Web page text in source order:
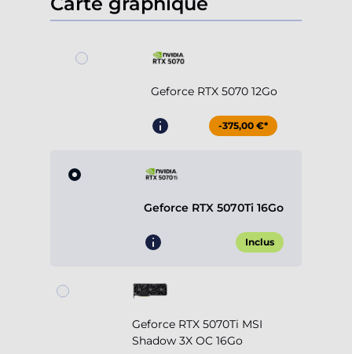
Geforce RTX 5070 12Go
-375,00 €*
Geforce RTX 5070Ti 16Go
Inclus
Geforce RTX 5070Ti MSI
Shadow 3X OC 16Go